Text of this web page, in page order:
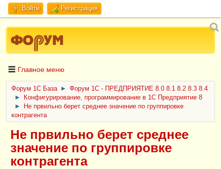
Войти Регистрация
Главное меню
Форум 1C База ►
Форум 1С - ПРЕДПРИЯТИЕ 8.0 8.1 8.2 8.3 8.4
►
Конфигурирование, программирование в 1С Предприятие 8
►
Не првильно берет среднее значение по группировке
контрагента
Не првильно берет среднее
значение по группировке
контрагента